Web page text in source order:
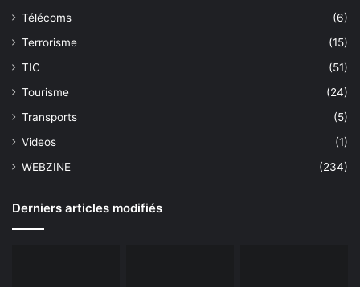
Télécoms
(6)
Terrorisme
(15)
TIC
(51)
Tourisme
(24)
Transports
(5)
Videos
(1)
WEBZINE
(234)
Derniers articles modifiés